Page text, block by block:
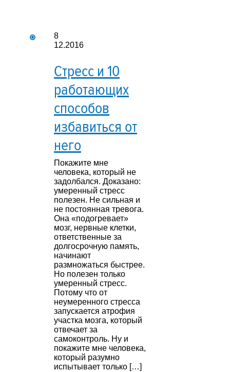
8
12.2016
Стресс и 10
работающих
способов
избавиться от
него
Покажите мне
человека, который не
задолбался. Доказано:
умеренный стресс
полезен. Не сильная и
не постоянная тревога.
Она «подогревает»
мозг, нервные клетки,
ответственные за
долгосрочную память,
начинают
размножаться быстрее.
Но полезен только
умеренный стресс.
Потому что от
неумеренного стресса
запускается атрофия
участка мозга, который
отвечает за
самоконтроль. Ну и
покажите мне человека,
который разумно
испытывает только […]